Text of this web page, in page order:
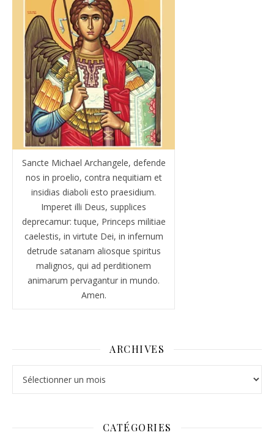
Sancte Michael Archangele, defende
nos in proelio, contra nequitiam et
insidias diaboli esto praesidium.
Imperet illi Deus, supplices
deprecamur: tuque, Princeps militiae
caelestis, in virtute Dei, in infernum
detrude satanam aliosque spiritus
malignos, qui ad perditionem
animarum pervagantur in mundo.
Amen.
ARCHIVES
CATÉGORIES